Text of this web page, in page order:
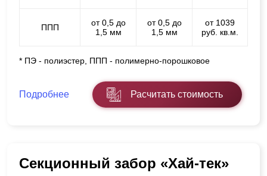
ППП
от 0,5 до
1,5 мм
от 0,5 до
1,5 мм
от 1039
руб. кв.м.
* ПЭ - полиэстер, ППП - полимерно-порошковое
Подробнее Расчитать стоимость
Секционный забор «Хай-тек»